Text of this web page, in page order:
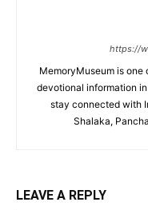
https://
MemoryMuseum is one
devotional information
stay connected with
Shalaka,
LEAVE A REPLY